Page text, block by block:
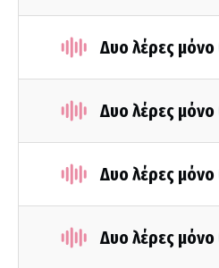
Δυο λέρες
Δυο λέρες
Δυο λέρες
Δυο λέρες